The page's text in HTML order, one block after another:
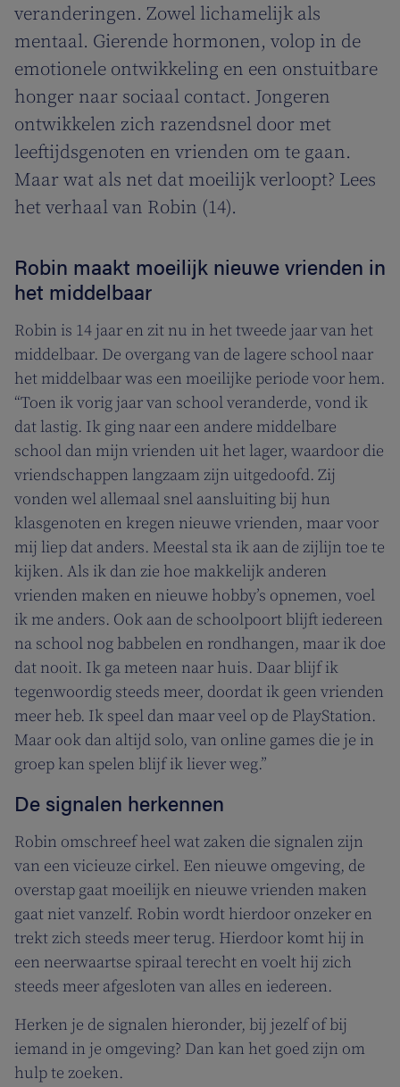
veranderingen. Zowel lichamelijk als
mentaal. Gierende hormonen, volop in de
emotionele ontwikkeling en een onstuitbare
honger naar sociaal contact. Jongeren
ontwikkelen zich razendsnel door met
leeftijdsgenoten en vrienden om te gaan.
Maar wat als net dat moeilijk verloopt? Lees
het verhaal van Robin (14).
Robin maakt moeilijk nieuwe vrienden in
het middelbaar
Robin is 14 jaar en zit nu in het tweede jaar van het
middelbaar. De overgang van de lagere school naar
het middelbaar was een moeilijke periode voor hem.
“Toen ik vorig jaar van school veranderde, vond ik
dat lastig. Ik ging naar een andere middelbare
school dan mijn vrienden uit het lager, waardoor die
vriendschappen langzaam zijn uitgedoofd. Zij
vonden wel allemaal snel aansluiting bij hun
klasgenoten en kregen nieuwe vrienden, maar voor
mij liep dat anders. Meestal sta ik aan de zijlijn toe te
kijken. Als ik dan zie hoe makkelijk anderen
vrienden maken en nieuwe hobby’s opnemen, voel
ik me anders. Ook aan de schoolpoort blijft iedereen
na school nog babbelen en rondhangen, maar ik doe
dat nooit. Ik ga meteen naar huis. Daar blijf ik
tegenwoordig steeds meer, doordat ik geen vrienden
meer heb. Ik speel dan maar veel op de PlayStation.
Maar ook dan altijd solo, van online games die je in
groep kan spelen blijf ik liever weg.”
De signalen herkennen
Robin omschreef heel wat zaken die signalen zijn
van een vicieuze cirkel. Een nieuwe omgeving, de
overstap gaat moeilijk en nieuwe vrienden maken
gaat niet vanzelf. Robin wordt hierdoor onzeker en
trekt zich steeds meer terug. Hierdoor komt hij in
een neerwaartse spiraal terecht en voelt hij zich
steeds meer afgesloten van alles en iedereen.
Herken je de signalen hieronder, bij jezelf of bij
iemand in je omgeving? Dan kan het goed zijn om
hulp te zoeken.